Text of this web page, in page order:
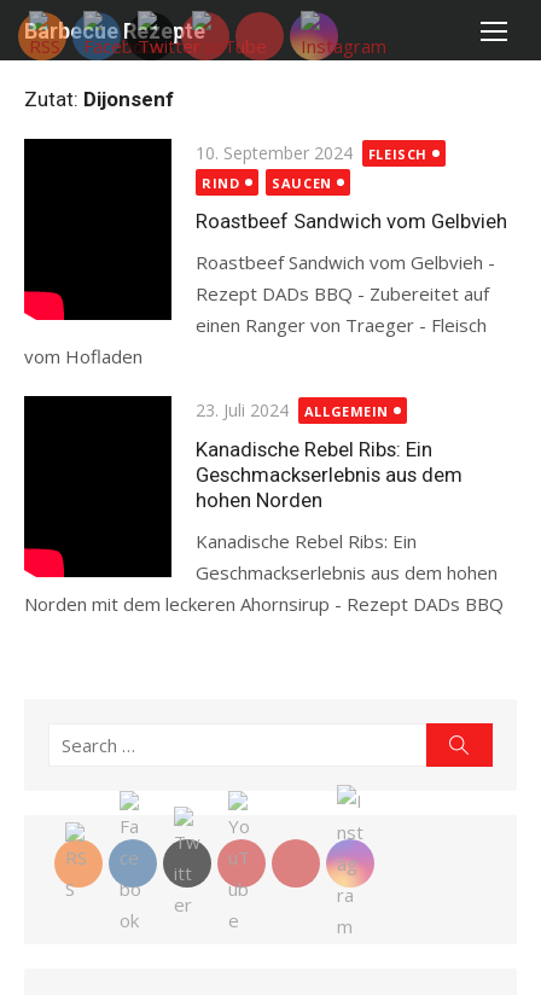
Skip
Barbecue Rezepte
Zutat: Dijonsenf
Posted
on
10. September 2024
FLEISCH
RIND
SAUCEN
Roastbeef Sandwich vom Gelbvieh
Roastbeef Sandwich vom Gelbvieh -
Rezept DADs BBQ - Zubereitet auf
einen Ranger von Traeger - Fleisch
vom Hofladen
Posted
on
23. Juli 2024 ALLGEMEIN
Kanadische Rebel Ribs: Ein
Geschmackserlebnis aus dem
hohen Norden
Kanadische Rebel Ribs: Ein
Geschmackserlebnis aus dem hohen
Norden mit dem leckeren Ahornsirup - Rezept DADs BBQ
Search